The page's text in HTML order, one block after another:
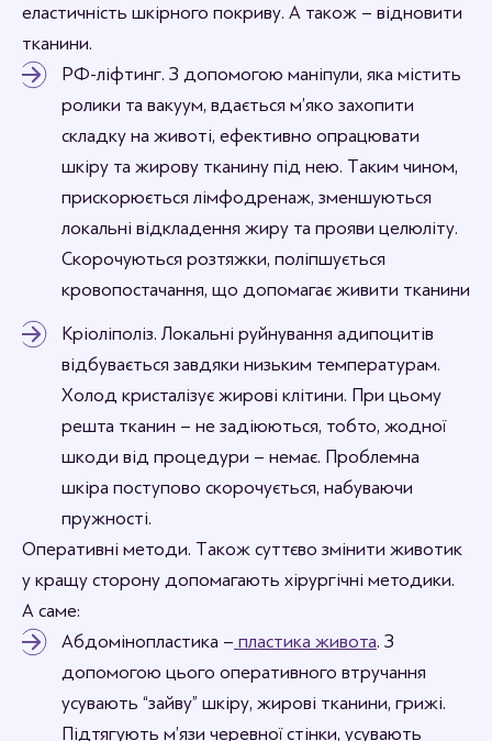
еластичність шкірного покриву. А також – відновити
тканини.
РФ-ліфтинг. З допомогою маніпули, яка містить
ролики та вакуум, вдається м’яко захопити
складку на животі, ефективно опрацювати
шкіру та жирову тканину під нею. Таким чином,
прискорюється лімфодренаж, зменшуються
локальні відкладення жиру та прояви целюліту.
Скорочуються розтяжки, поліпшується
кровопостачання, що допомагає живити тканини
Кріоліполіз. Локальні руйнування адипоцитів
відбувається завдяки низьким температурам.
Холод кристалізує жирові клітини. При цьому
решта тканин – не задіюються, тобто, жодної
шкоди від процедури – немає. Проблемна
шкіра поступово скорочується, набуваючи
пружності.
Оперативні методи. Також суттєво змінити животик
у кращу сторону допомагають хірургічні методики.
А саме:
Абдомінопластика – пластика живота. З
допомогою цього оперативного втручання
усувають “зайву” шкіру, жирові тканини, грижі.
Підтягують м’язи черевної стінки, усувають